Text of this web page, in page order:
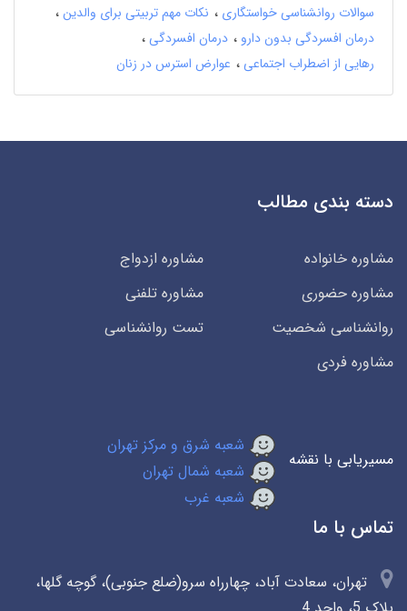
سوالات روانشناسی خواستگاری
نکات مهم تربیتی برای والدین
درمان افسردگی بدون دارو
درمان افسردگی
رهایی از اضطراب اجتماعی
عوارض استرس در زنان
دسته بندی مطالب
مشاوره خانواده
مشاوره ازدواج
مشاوره حضوری
مشاوره تلفنی
روانشناسی شخصیت
تست روانشناسی
مشاوره فردی
مسیریابی با نقشه
شعبه شرق و مرکز تهران
شعبه شمال تهران
شعبه غرب
تماس با ما
تهران، سعادت آباد، چهارراه سرو(ضلع جنوبی)، گوچه گلها،